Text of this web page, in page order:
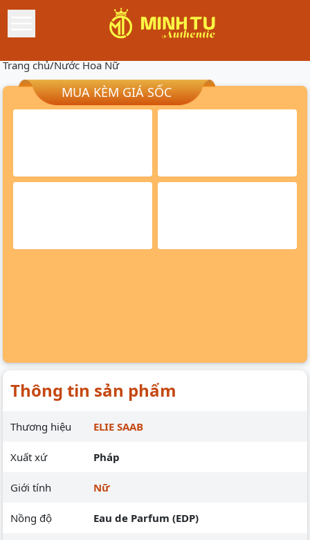
Trang chủ/Nước Hoa Nữ
MUA KÈM GIÁ SỐC
Thông tin sản phẩm
Thương hiệu ELIE SAAB
Xuất xứ Pháp
Giới tính Nữ
Nồng độ Eau de Parfum (EDP)